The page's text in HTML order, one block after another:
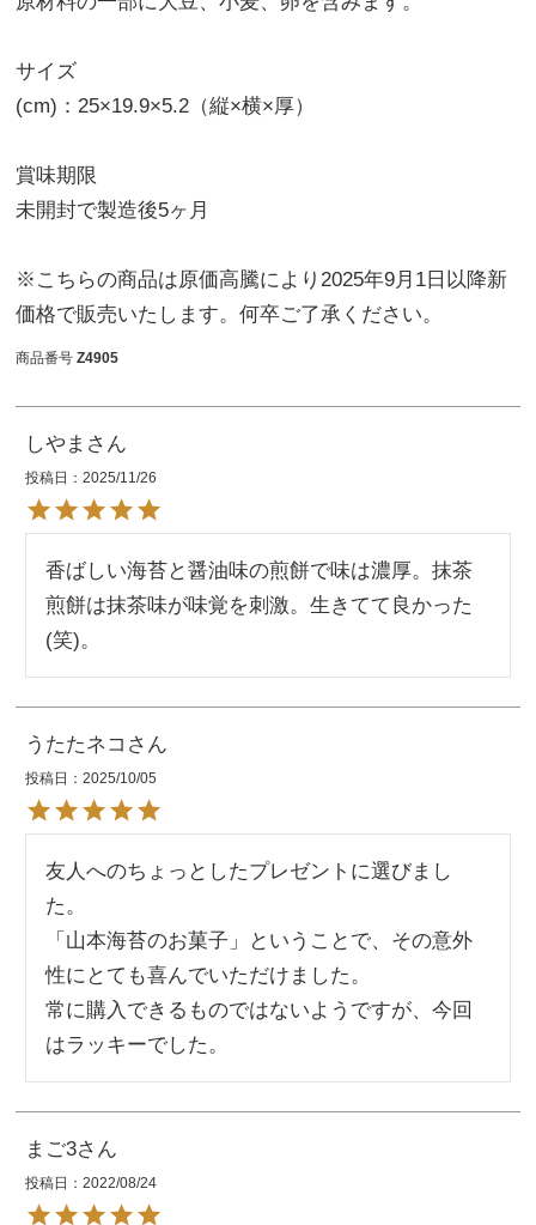
サイズ
(cm)：25×19.9×5.2（縦×横×厚）
賞味期限
未開封で製造後5ヶ月
※こちらの商品は原価高騰により2025年9月1日以降新
価格で販売いたします。何卒ご了承ください。
商品番号 Z4905
しやま
投稿日 2025/11/26
香ばしい海苔と醤油味の煎餅で味は濃厚。抹茶
煎餅は抹茶味が味覚を刺激。生きてて良かった
うたたネコ
投稿日 2025/10/05
友人へのちょっとしたプレゼントに選びまし
た。
「山本海苔のお菓子」ということで、その意外
性にとても喜んでいただけました。
常に購入できるものではないようですが、今回
はラッキーでした。
まご3
投稿日 2022/08/24